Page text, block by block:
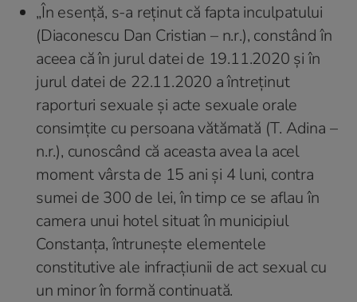
„În esenţă, s-a reţinut că fapta inculpatului
(Diaconescu Dan Cristian – n.r.), constând în
aceea că în jurul datei de 19.11.2020 și în
jurul datei de 22.11.2020 a întreținut
raporturi sexuale şi acte sexuale orale
consimțite cu persoana vătămată (T. Adina –
n.r.), cunoscând că aceasta avea la acel
moment vârsta de 15 ani și 4 luni, contra
sumei de 300 de lei, în timp ce se aflau în
camera unui hotel situat în municipiul
Constanța, întrunește elementele
constitutive ale infracțiunii de act sexual cu
un minor în formă continuată.